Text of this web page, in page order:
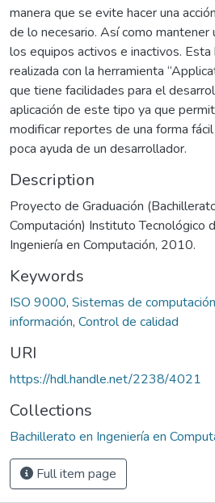
manera que se evite hacer una
de lo necesario. Así como
los equipos activos e inactivos. Esta
realizada con la herramienta
que tiene facilidades para el
aplicación de este tipo ya que
modificar reportes de una forma
poca ayuda de un desarrollador.
Description
Proyecto de Graduación
Computación) Instituto Tecnológico
Ingeniería en Computación, 2010.
Keywords
ISO 9000, Sistemas de computación
información, Control de calidad
URI
https://hdl.handle.net/2238/4021
Collections
Bachillerato en Ingeniería en
Full item page